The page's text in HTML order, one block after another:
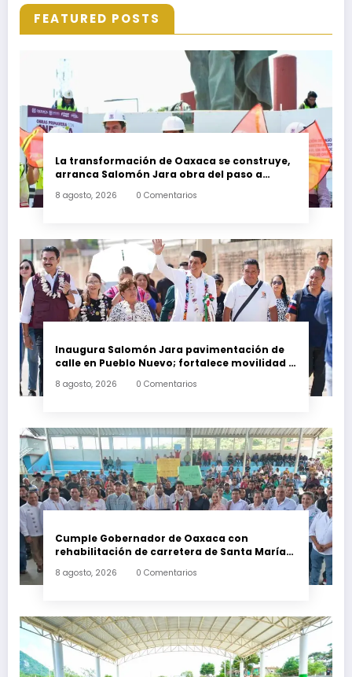
FEATURED POSTS
La transformación de Oaxaca se construye,
arranca Salomón Jara obra del paso a
kilómetro 184 + 300
8 agosto, 2026 0 Comentarios
Inaugura Salomón Jara pavimentación de
calle en Pueblo Nuevo; fortalece movilidad y
8 agosto, 2026 0 Comentarios
Cumple Gobernador de Oaxaca con
rehabilitación de carretera de Santa María
8 agosto, 2026 0 Comentarios